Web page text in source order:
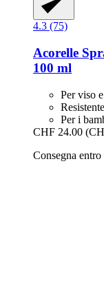
4.3 (75)
Acorelle
100 ml
Per viso
Per i
CHF 24.00
Consegna